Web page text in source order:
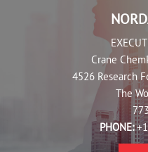
Crane
4526 Research
The
PHONE: